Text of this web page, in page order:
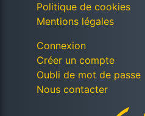
Politique de cookies
Mentions légales
Connexion
Créer un compte
Oubli de mot de passe
Nous contacter